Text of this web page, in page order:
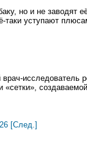
но и не заводят
уступают
исследователь
26 [След.]